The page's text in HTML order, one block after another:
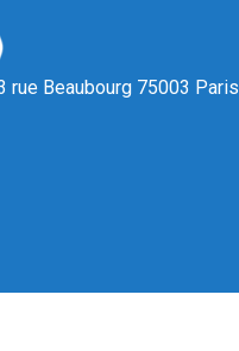
rue Beaubourg 75003 Paris